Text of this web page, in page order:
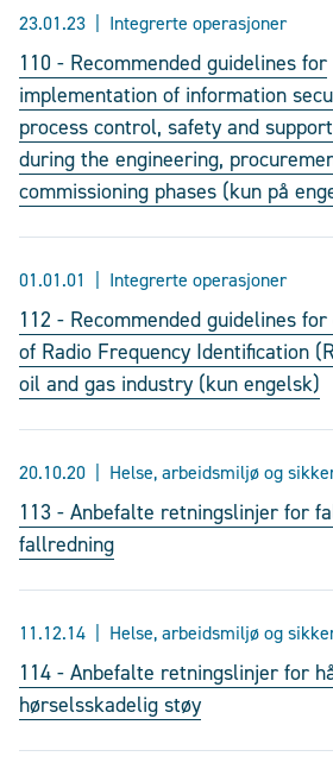
23.01.23 Integrerte operasjoner
110 - Recommended guidelines for
implementation of information
process control, safety and
during the engineering,
commissioning phases (kun på
01.01.01 Integrerte operasjoner
112 - Recommended guidelines
of Radio Frequency Identification
oil and gas industry (kun engelsk)
20.10.20 Helse, arbeidsmiljø og
113 - Anbefalte retningslinjer for
fallredning
11.12.14 Helse, arbeidsmiljø og
114 - Anbefalte retningslinjer for
hørselsskadelig støy